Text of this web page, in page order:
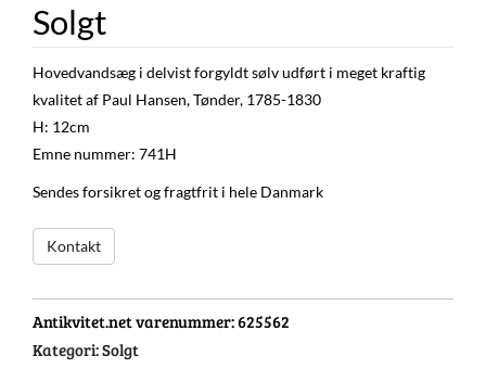
Solgt
Hovedvandsæg i delvist forgyldt sølv udført i meget kraftig
kvalitet af Paul Hansen, Tønder, 1785-1830
H: 12cm
Emne nummer: 741H
Sendes forsikret og fragtfrit i hele Danmark
Kontakt
Antikvitet.net varenummer:625562
Kategori:Solgt